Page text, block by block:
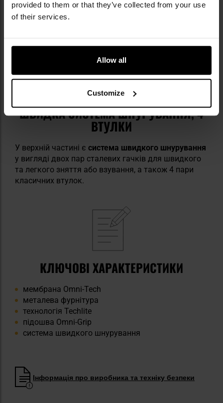
provided to them or that they’ve collected from your use
of their services.
Allow all
Customize
ШВИДКА СИСТЕМА ШНУРУВАННЯ, 4
ВТУЛКИ
У верхній частині є система швидкого шнурування
у вигляді двох пар сталевих гачків для швидкого
та легкого зняття або взування, а також 4 пари
класичних втулок.
КЛЮЧОВІ ХАРАКТЕРИСТИКИ
мембрана Omni-Tech
металева фурнітура
технологія Techlite
підошва Omni-Grip
система швидкого шнурування
Інформація про виробника та техніку безпеки